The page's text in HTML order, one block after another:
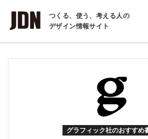
つくる、使う、考える人の
デザイン情報サイト
INTERVIEW
インタビュー
REPORT
グラフィック社のおすすめ